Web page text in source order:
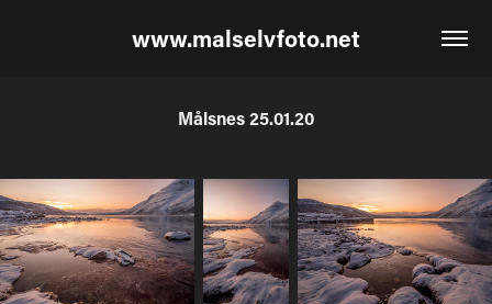
www.malselvfoto.net
Målsnes 25.01.20